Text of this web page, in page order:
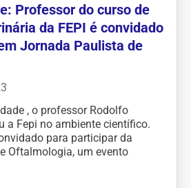
Professor do curso de
da FEPI é convidado
Jornada Paulista de
, o professor Rodolfo
a Fepi no ambiente científico.
para participar da
Oftalmologia, um evento